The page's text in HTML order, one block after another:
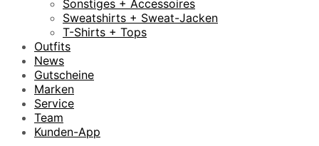
Sonstiges + Accessoires
Sweatshirts + Sweat-Jacken
T-Shirts + Tops
Outfits
News
Gutscheine
Marken
Service
Team
Kunden-App